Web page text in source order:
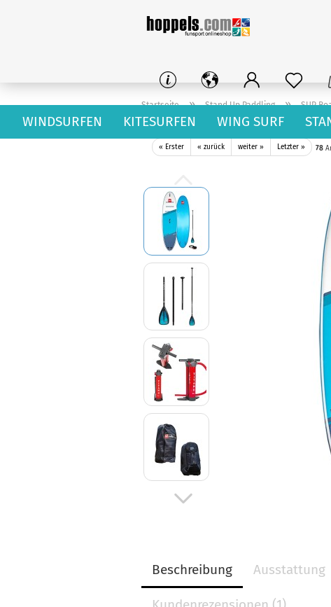
WINDSURFEN KITESURFEN WING SURF
Startseite » Stand Up Paddling » SUP
Red Paddle Ride 10.8 MSL 2021
« Erster « zurück weiter » Letzter » 78
Beschreibung Ausstattung